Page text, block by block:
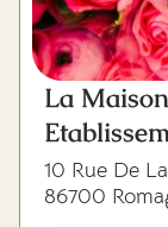
La
10 Rue De
86700